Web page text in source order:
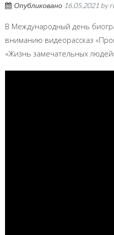
Опубликовано 16.05.2021 by
В Международный день
вниманию видеорассказ
«Жизнь замечательных